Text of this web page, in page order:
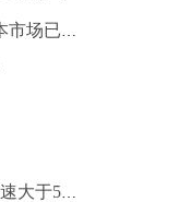
全球热文：财经名家观点：中国资本市场已成长为世界第二大市场
江苏华辰（603097）：股价5分钟涨速大于5%（06-05）